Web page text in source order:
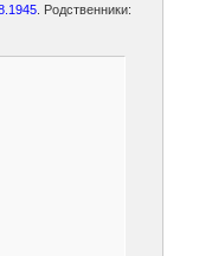
. Родственники: